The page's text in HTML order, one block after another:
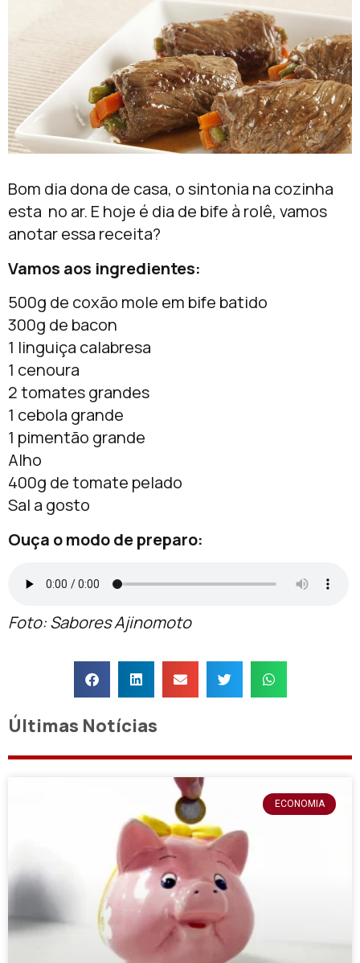
Bom dia dona de casa, o sintonia na cozinha
esta no ar. E hoje é dia de bife à rolê, vamos
anotar essa receita?
Vamos aos ingredientes:
500g de coxão mole em bife batido
300g de bacon
1 linguiça calabresa
1 cenoura
2 tomates grandes
1 cebola grande
1 pimentão grande
Alho
400g de tomate pelado
Sal a gosto
Ouça o modo de preparo:
Foto: Sabores Ajinomoto
Últimas Notícias
ECONOMIA